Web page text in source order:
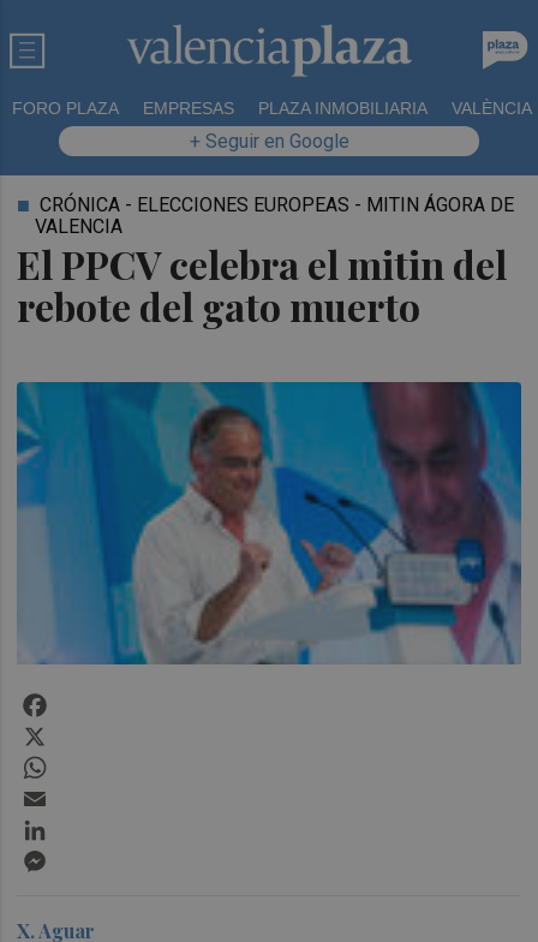
FORO PLAZA EMPRESAS PLAZA INMOBILIARIA VALÈNCIA
+ Seguir en Google
El PPCV celebra el mitin del
rebote del gato muerto
CRÓNICA - ELECCIONES EUROPEAS - MITIN ÁGORA DE
VALENCIA
X. Aguar